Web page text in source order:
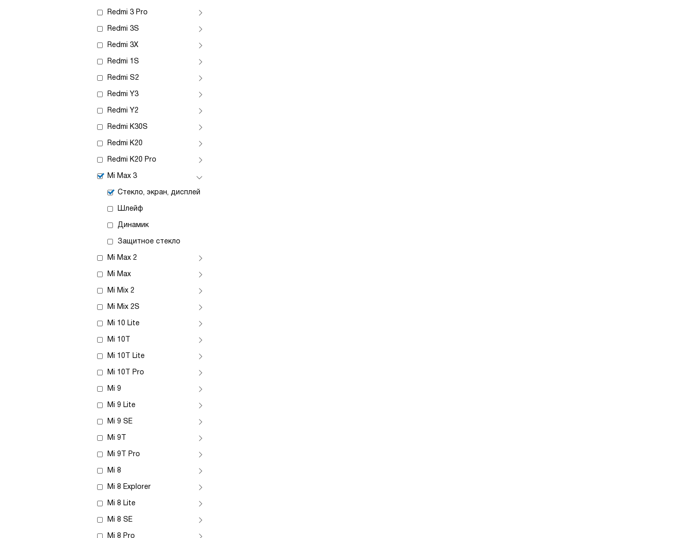
Redmi 3 Pro
Redmi 3S
Redmi 3X
Redmi 1S
Redmi S2
Redmi Y3
Redmi Y2
Redmi K30S
Redmi K20
Redmi K20 Pro
Mi Max 3
Стекло, экран, дисплей
Шлейф
Динамик
Защитное стекло
Mi Max 2
Mi Max
Mi Mix 2
Mi Mix 2S
Mi 10 Lite
Mi 10T
Mi 10T Lite
Mi 10T Pro
Mi 9
Mi 9 Lite
Mi 9 SE
Mi 9T
Mi 9T Pro
Mi 8
Mi 8 Explorer
Mi 8 Lite
Mi 8 SE
Mi 8 Pro